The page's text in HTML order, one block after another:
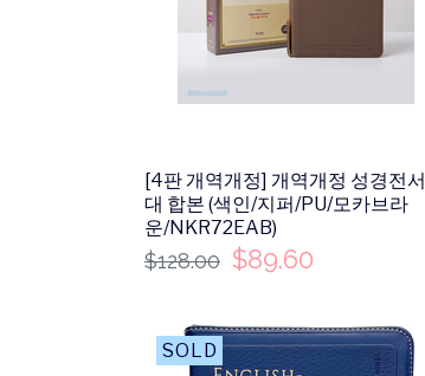
[4판 개역개정] 개역개정 성경전서
대 합본 (색인/지퍼/PU/모카브라
운/NKR72EAB)
$128.00 $89.60
SALE